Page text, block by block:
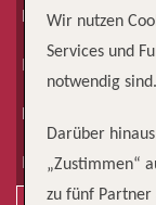
Erwachsene
Kinder
Dauer
Reiseart
Wir nutzen
Services und
notwendig sind.
Darüber
„Zustimmen“
zu fünf